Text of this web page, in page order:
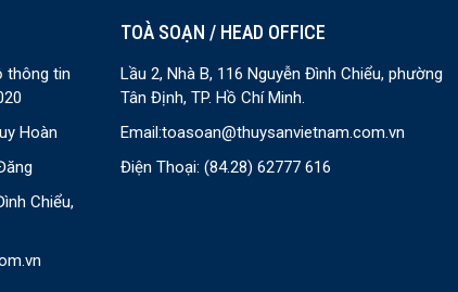
thông tin
Hoàn
Chiểu,
TOÀ SOẠN / HEAD OFFICE
Lầu 2, Nhà B, 116 Nguyễn Đình Chiểu, phường
Tân Định, TP. Hồ Chí Minh.
Email:toasoan@thuysanvietnam.com.vn
Điện Thoại: (84.28) 62777 616